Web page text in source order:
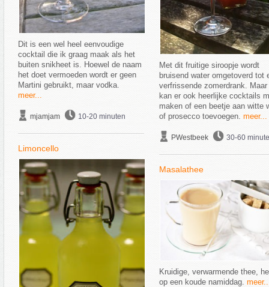
Dit is een wel heel eenvoudige
cocktail die ik graag maak als het
buiten snikheet is. Hoewel de naam
het doet vermoeden wordt er geen
Martini gebruikt, maar vodka.
meer...
mjamjam 10-20 minuten
Limoncello
Met dit fruitige siroopje wordt
bruisend water omgetoverd tot
verfrissende zomerdrank. Maar
kan er ook heerlijke cocktails
maken of een beetje aan witte
of prosecco toevoegen. meer...
PWestbeek 30-60
Masalathee
Kruidige, verwarmende thee,
op een koude namiddag.